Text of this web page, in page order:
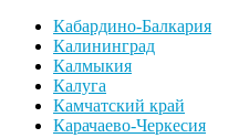
Кабардино-Балкария
Калининград
Калмыкия
Калуга
Камчатский край
Карачаево-Черкесия